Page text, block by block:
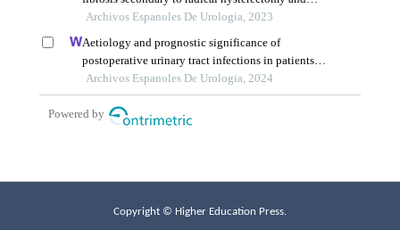
Copyright © Higher Education Press.